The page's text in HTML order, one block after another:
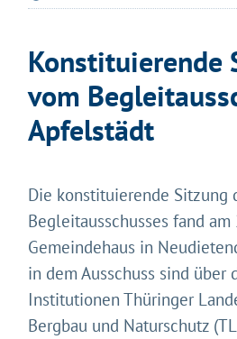
Konstituierende
vom
Apfelstädt
Die konstituierende Sitzung
Begleitausschusses fand
Gemeindehaus in
in dem Ausschuss sind
Institutionen Thüringer
Bergbau und Naturschutz